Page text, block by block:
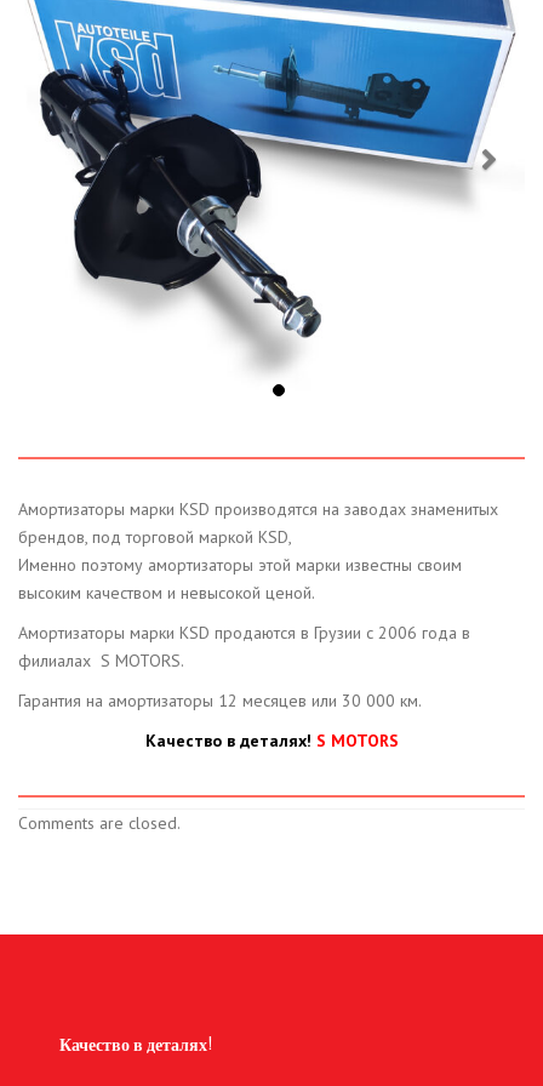
Амортизаторы марки KSD производятся на заводах знаменитых
брендов, под торговой маркой KSD,
Именно поэтому амортизаторы этой марки известны своим
высоким качеством и невысокой ценой.
Амортизаторы марки KSD продаются в Грузии с 2006 года в
филиалах S MOTORS.
Гарантия на амортизаторы 12 месяцев или 30 000 км.
Качество в деталях! S MOTORS
Comments are closed.
Качество в деталях!